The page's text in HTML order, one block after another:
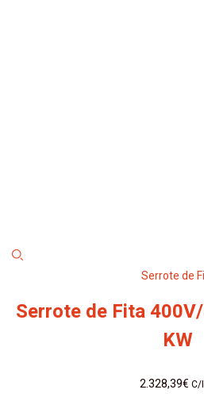
Serrote de
Serrote de Fita
KW
2.328,39€ C/